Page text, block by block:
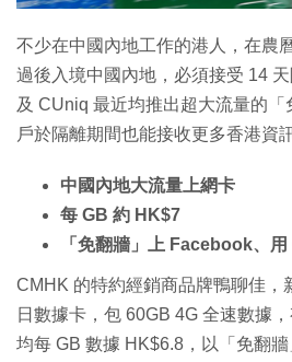
不少在中國內地工作的港人，在農
過後入境中國內地，必須接受 14
及 CUniq 最近均推出超大流量的「
戶於隔離期間也能接收更多香港資訊
中國內地大流量上網卡
每 GB 約 HK$7
「免翻牆」上 Facebook、
CMHK 的特約經銷商品牌鴨聊佳，
日數據卡，包 60GB 4G 全速數據
均每 GB 數據 HK$6.8，以「免翻